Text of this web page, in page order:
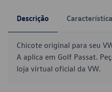
Descrição
Chicote original para seu
A aplica em Golf Passat.
loja virtual oficial da VW.